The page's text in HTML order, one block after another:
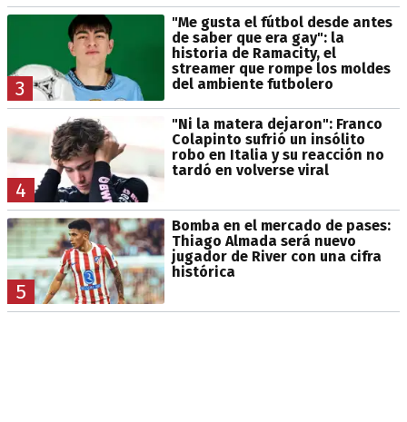
3
"Me gusta el fútbol desde antes
de saber que era gay": la
historia de Ramacity, el
streamer que rompe los moldes
del ambiente futbolero
4
"Ni la matera dejaron": Franco
Colapinto sufrió un insólito
robo en Italia y su reacción no
tardó en volverse viral
5
Bomba en el mercado de pases:
Thiago Almada será nuevo
jugador de River con una cifra
histórica